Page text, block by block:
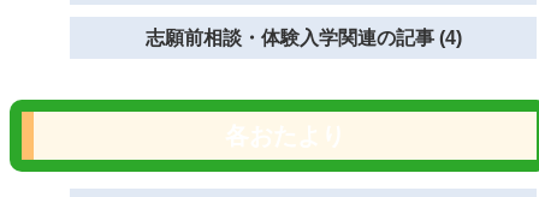
志願前相談・体験入学関連の記事 (4)